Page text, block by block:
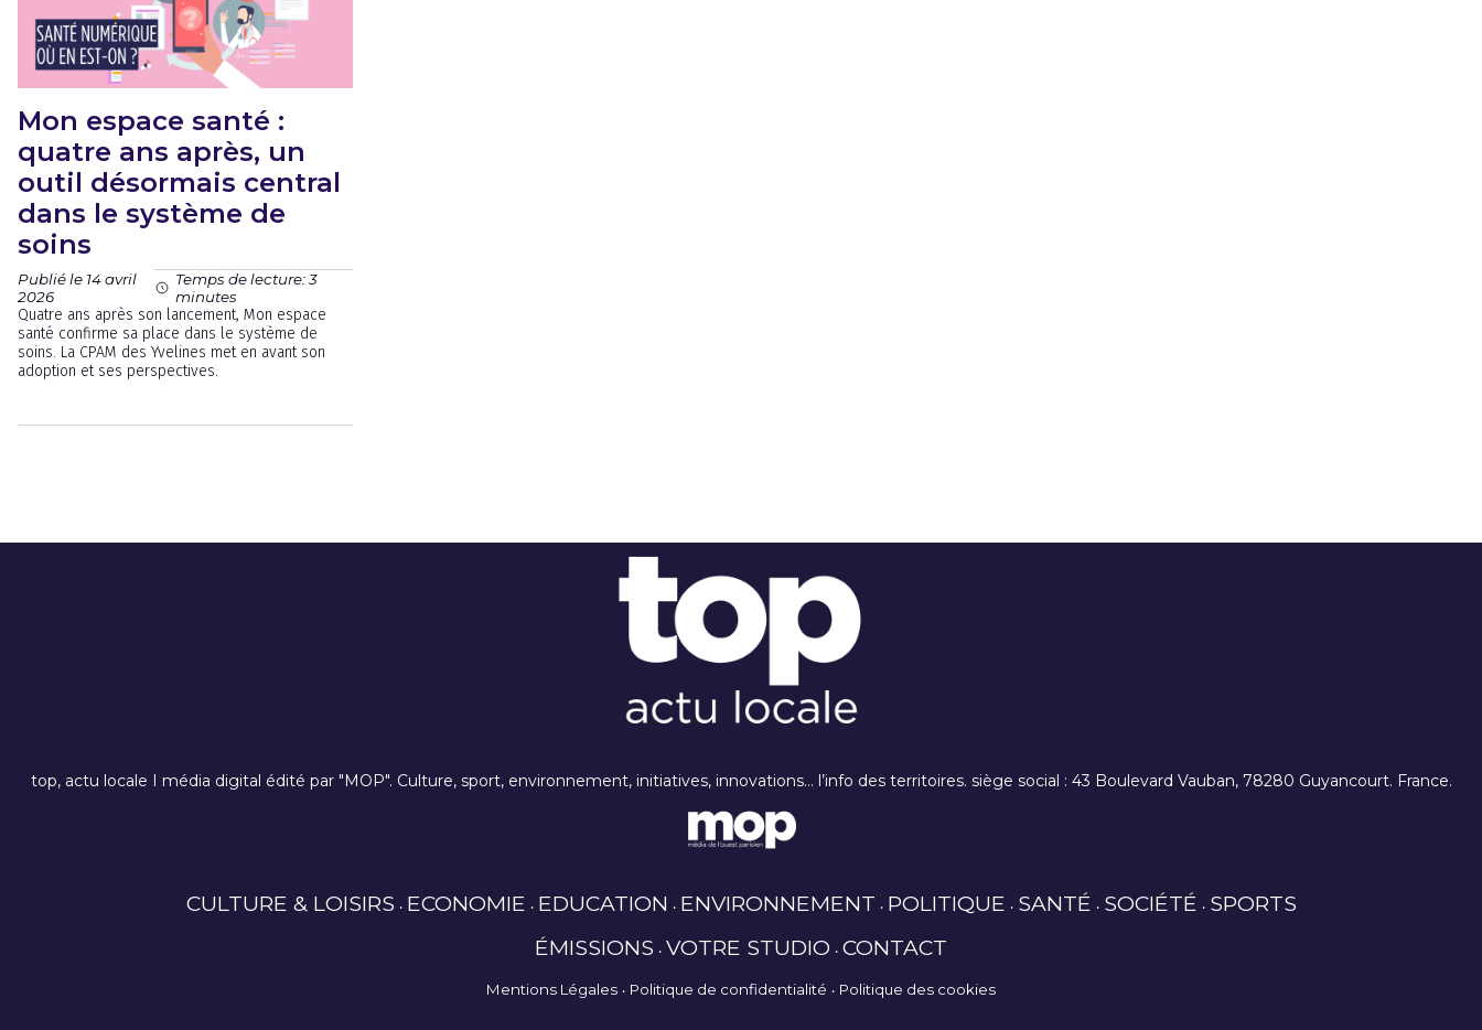
Mon espace santé :
quatre ans après, un
outil désormais central
dans le système de
soins
Publié le 14 avril
2026
Temps de lecture: 3
minutes
Quatre ans après son lancement, Mon espace
santé confirme sa place dans le système de
soins. La CPAM des Yvelines met en avant son
adoption et ses perspectives.
top, actu locale I média digital édité par "MOP". Culture, sport, environnement, initiatives, innovations… l’info des territoires. siège social : 43 Boulevard Vauban, 78280 Guyancourt. France.
CULTURE & LOISIRS ECONOMIE EDUCATION ENVIRONNEMENT POLITIQUE SANTÉ SOCIÉTÉ SPORTS
ÉMISSIONS VOTRE STUDIO CONTACT
Mentions Légales Politique de confidentialité Politique des cookies